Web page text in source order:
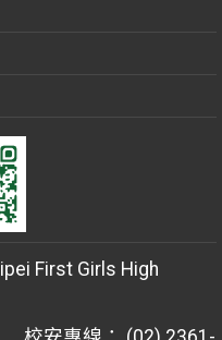
First Girls High